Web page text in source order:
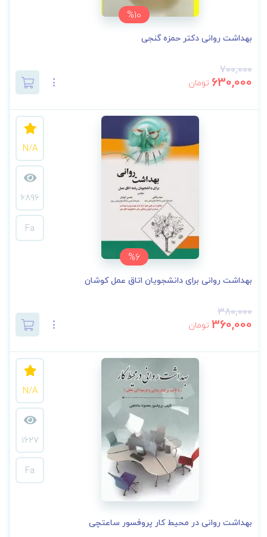
%10
بهداشت روانی دکتر حمزه گنجی
700,000
630,000 تومان
%6
N/A
6896
Fa
بهداشت روانی برای دانشجویان اتاق عمل کوشان
380,000
360,000 تومان
N/A
1627
Fa
بهداشت روانی در محیط کار پروفسور ساعتچی